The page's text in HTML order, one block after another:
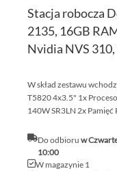
Stacja robocza
2135, 16GB
Nvidia NVS 310,
W skład zestawu
T5820 4x3.5" 1x
140W SR3LN 2x Pamięć
Do odbioruw
10:00
W magazynie 1